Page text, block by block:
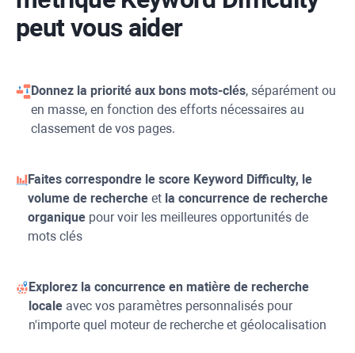
peut vous aider
Donnez la priorité aux bons mots-clés, séparément ou
en masse, en fonction des efforts nécessaires au
classement de vos pages.
Faites correspondre le score Keyword Difficulty, le
volume de recherche et la concurrence de recherche
organique pour voir les meilleures opportunités de
mots clés
Explorez la concurrence en matière de recherche
locale avec vos paramètres personnalisés pour
n'importe quel moteur de recherche et géolocalisation